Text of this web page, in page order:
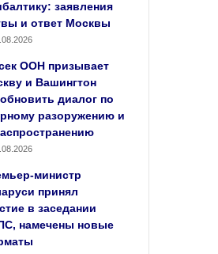
заявления
и ответ Москвы
ООН призывает
и Вашингтон
диалог по
разоружению и
принял
в заседании
намечены новые